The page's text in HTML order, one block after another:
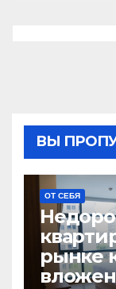
ВЫ
ОТ СЕБЯ
рынке